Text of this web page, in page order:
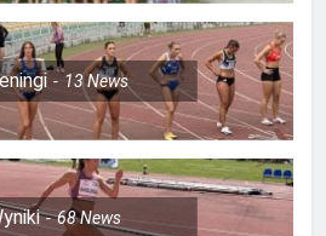
13News
68News